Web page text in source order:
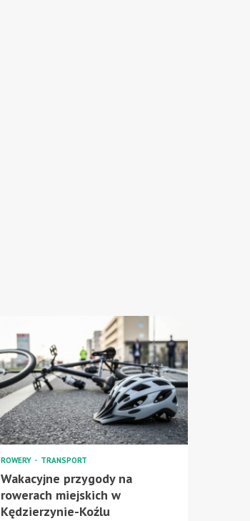
ROWERY TRANSPORT
Wakacyjne przygody na
rowerach miejskich w
Kędzierzynie-Koźlu